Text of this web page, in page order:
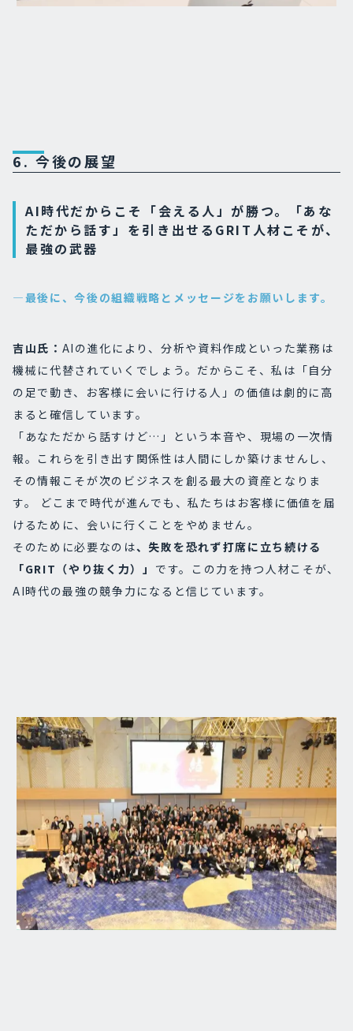
6. 今後の展望
AI時代だからこそ「会える人」が勝つ。「あな
ただから話す」を引き出せるGRIT人材こそが、
最強の武器
―最後に、今後の組織戦略とメッセージをお願いします。
吉山氏： AIの進化により、分析や資料作成といった業務は
機械に代替されていくでしょう。だからこそ、私は「自分
の足で動き、お客様に会いに行ける人」の価値は劇的に高
まると確信しています。
「あなただから話すけど…」という本音や、現場の一次情
報。これらを引き出す関係性は人間にしか築けませんし、
その情報こそが次のビジネスを創る最大の資産となりま
す。 どこまで時代が進んでも、私たちはお客様に価値を届
けるために、会いに行くことをやめません。
そのために必要なのは、失敗を恐れず打席に立ち続ける
「GRIT（やり抜く力）」 です。この力を持つ人材こそが、
AI時代の最強の競争力になると信じています。